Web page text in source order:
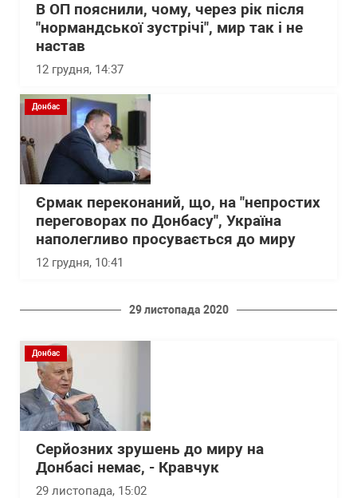
В ОП пояснили, чому, через рік після
"нормандської зустрічі", мир так і не
настав
12 грудня, 14:37
Донбас
Єрмак переконаний, що, на "непростих
переговорах по Донбасу", Україна
наполегливо просувається до миру
12 грудня, 10:41
29 листопада 2020
Донбас
Серйозних зрушень до миру на
Донбасі немає, - Кравчук
29 листопада, 15:02